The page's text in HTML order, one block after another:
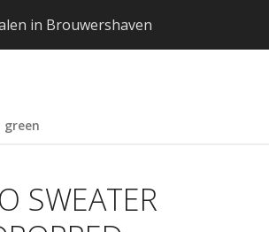
in Brouwershaven
green
SWEATER